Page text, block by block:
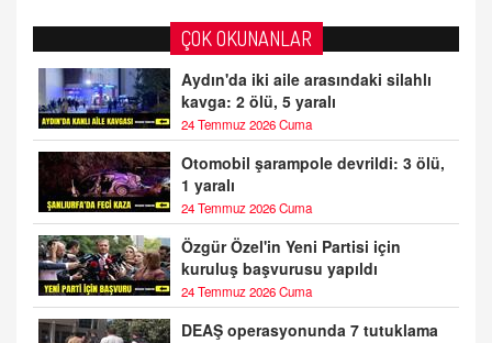
ÇOK OKUNANLAR
Aydın'da iki aile arasındaki silahlı
kavga: 2 ölü, 5 yaralı
24 Temmuz 2026 Cuma
Otomobil şarampole devrildi: 3 ölü,
1 yaralı
24 Temmuz 2026 Cuma
Özgür Özel'in Yeni Partisi için
kuruluş başvurusu yapıldı
24 Temmuz 2026 Cuma
DEAŞ operasyonunda 7 tutuklama